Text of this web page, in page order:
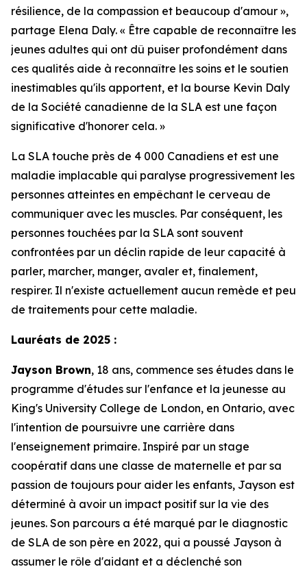
résilience, de la compassion et beaucoup d'amour »,
partage Elena Daly. « Être capable de reconnaître les
jeunes adultes qui ont dû puiser profondément dans
ces qualités aide à reconnaître les soins et le soutien
inestimables qu'ils apportent, et la bourse Kevin Daly
de la Société canadienne de la SLA est une façon
significative d'honorer cela. »
La SLA touche près de 4 000 Canadiens et est une
maladie implacable qui paralyse progressivement les
personnes atteintes en empêchant le cerveau de
communiquer avec les muscles. Par conséquent, les
personnes touchées par la SLA sont souvent
confrontées par un déclin rapide de leur capacité à
parler, marcher, manger, avaler et, finalement,
respirer. Il n'existe actuellement aucun remède et peu
de traitements pour cette maladie.
Lauréats de 2025 :
Jayson Brown, 18 ans, commence ses études dans le
programme d'études sur l'enfance et la jeunesse au
King's University College de London, en Ontario, avec
l'intention de poursuivre une carrière dans
l'enseignement primaire. Inspiré par un stage
coopératif dans une classe de maternelle et par sa
passion de toujours pour aider les enfants, Jayson est
déterminé à avoir un impact positif sur la vie des
jeunes. Son parcours a été marqué par le diagnostic
de SLA de son père en 2022, qui a poussé Jayson à
assumer le rôle d'aidant et a déclenché son